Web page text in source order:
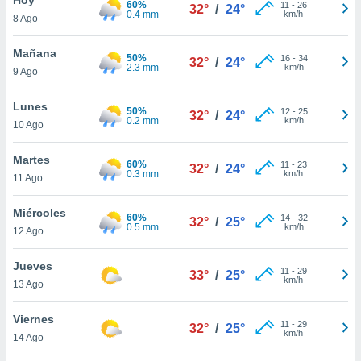
y
en
más
de
8 Ago
60%
0.4 mm
32° / 24° 11 - 26
km/h
Mañana
9 Ago
50%
2.3 mm
32° / 24° 16- 34
km/h
Lunes
10 Ago
50%
0.2 mm
32° / 24° 12- 25
km/h
Martes
11 Ago
60%
0.3 mm
32° / 24° 11 - 23
km/h
Miércoles
12 Ago
60%
0.5 mm
32° / 25° 14- 32
km/h
Jueves
13 Ago
33° / 25° 11 - 29
km/h
Viernes
14 Ago
32° / 25° 11 - 29
km/h